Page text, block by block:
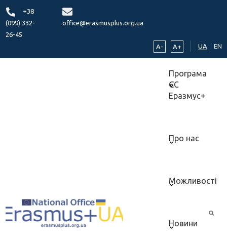
+38
(099) 332-
26-45
office@erasmusplus.org.ua
A- A+ UA EN
Програма
ЄС
Еразмус+
Про нас
Можливості
Новини